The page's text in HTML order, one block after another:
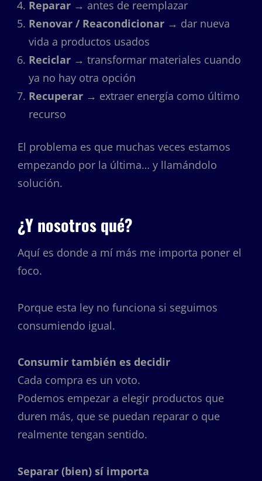
Reparar→ antes de reemplazar
Renovar / Reacondicionar→ dar nueva
vida a productos usados
Reciclar→ transformar materiales cuando
ya no hay otra opción
Recuperar→ extraer energía como último
recurso
El problema es que muchas veces estamos
empezando por la última… y llamándolo
solución.
¿Y nosotros qué?
Aquí es donde a mí más me importa poner el
foco.
Porque esta ley no funciona si seguimos
consumiendo igual.
Consumir también es decidir
Cada compra es un voto.
Podemos empezar a elegir productos que
duren más, que se puedan reparar o que
realmente tengan sentido.
Separar (bien) sí importa